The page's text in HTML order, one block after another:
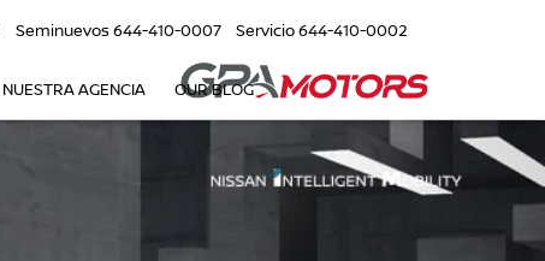
Seminuevos644-410-0007 Servicio644-410-0002
NUESTRA AGENCIA OUR BLOG